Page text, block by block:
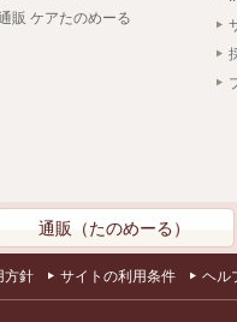
販 ケアたのめーる
通販（たのめーる）
方針 サイトの利用条件 ヘル